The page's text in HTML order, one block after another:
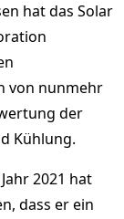
hat das Solar
von nunmehr
der
Kühlung.
2021 hat
dass er ein